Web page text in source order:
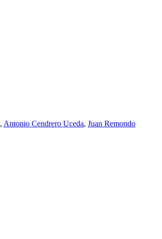
, Antonio Cendrero Uceda, Juan Remondo